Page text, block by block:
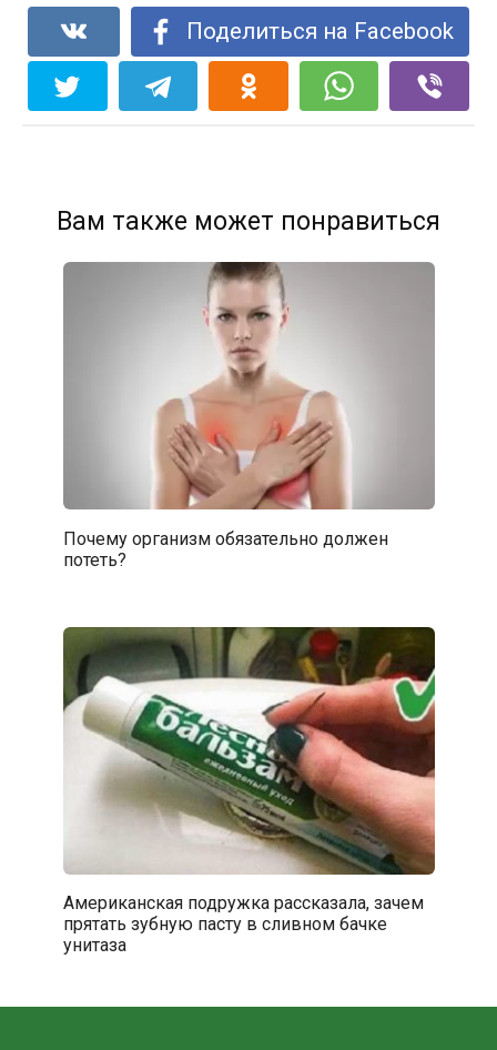
Поделиться на Facebook
Вам также может понравиться
Почему организм обязательно должен
потеть?
Американская подружка рассказала, зачем
прятать зубную пасту в сливном бачке
унитаза